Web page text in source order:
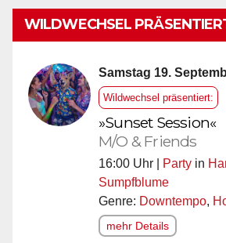
WILDWECHSEL
Samstag 19.
Wildwechsel präsentiert:
»Sunset Session«
M/O & Friends
16:00 Uhr | Party in
Sumpfblume
Genre: Downtempo,
mehr Details